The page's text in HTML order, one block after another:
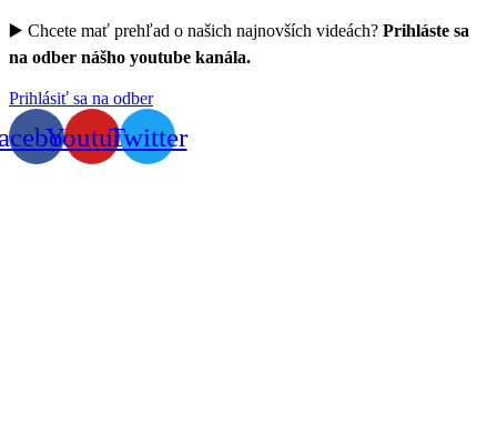
▶️ Chcete mať prehľad o našich najnovších videách? Prihláste sa
na odber nášho youtube kanála.
Prihlásiť sa na odber
YoutubeTwitter